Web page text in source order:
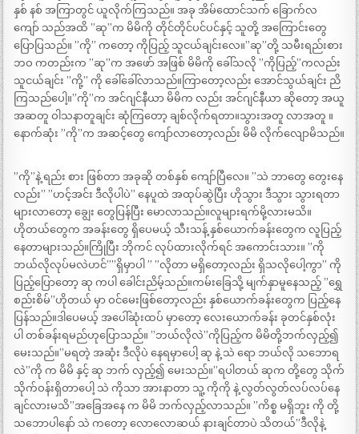
နှစ် နစ် အကြာတွင် ယူလိုက်ကြသည်။ အခု အိမ်ထောင်သက် ခြောက်လ
ကျော် သည်အထိ ”ဆု”က မိမိကို တိုင်တိုင်ပင်ပင်နှင့် သူတို့ အကြောင်းတွေ
ပြောပြသည်။ ”ကို” ကတော့ ကိုပြည့် သူငယ်ချင်းလေ။”ဆု”တို့ သမီးရည်းစား
ဘဝ ကတည်းက ”ဆု”က အဖော် အဖြစ် မိမိကို ခေါ်သလို ”ကိုပြည့်”ကလည်း
သူငယ်ချင်း ”ကို့” ကို ခေါ်ခေါ်လာသည်။ကြာတော့လည်း အောင်သွယ်ချင်း ညိ
ကြသည်ပေါ့။”ကို”က အင်ဂျင်နီယာ မိမိက လည်း အင်ဂျင်နီယာ ဆိုတော့ အယူ
အဆတူ ဝါသနာတူချင်း ဆုံကြတော့ ချစ်လိုက်ရတာ။သွားအတူ လာအတူ ။
နောက်ဆုံး ”ကို”က အဆင့်တွေ ကျော်လာတော့လည်း မိမိ လိုက်လျောမိသည်။
”ကို”နဲ့ ရည်း စား ဖြစ်တာ အခုဆို တစ်နှစ် ကျော်ပြီလေ။ ”သဲ ဘာတွေ တွေးနေ
လည်း” ”ဟင့်အင်း ဒီလိုပါပဲ” နေပူထဲ အထုပ်ဆွဲပြီး ဟိုသွား ဒီသွား သွားရတာ
များလာတော့ ချွေး တွေပြန်ပြီး မောလာသည်။လူများရက်မို့လားမသိ။
ဟိုတယ်တွေက အခန်းတွေ ရှိပေမယ့် သီးသန့် နှစ်ယောက်ခန်းတွေက လူပြည့်
နေတာများသည်။ကြိုပြီး ဘိုကင် လုပ်ထားလိုက်ရင် အကောင်းသား။ ”ကို
ဘယ်လိုလုပ်မလဲဟင်””ရှိမှာပါ ” ”လိုတာ မရှိတော့လည်း ရှိသလိုပေါ့ကွာ” ကို
ပြည့်ပြောတော့ ဆု ကပါ ခေါင်းညိမ့်သည်။ကမ်းခြေသို့ မျက်နှာမူနေသည့် ”ရွှေ
စည်းစိမ်”ဟိုတယ် မှာ ဝင်မေးဖြစ်တော့လည်း နှစ်ယောက်ခန်းတွေက ပြည့်နေ
ပြန်သည်။ဒါပေမယ့် အပေါ်ဆုံးထပ် မှာတော့ လေးယောက်ခန်း ခုတင်နှစ်လုံး
ပါ တစ်ခန်းရမည်ဟုပြောသည်။ ”ဘယ်လိုလဲ”ကိုပြည့်က မိမိတို့ဘက်လှည့်၍
မေးသည်။”မရတဲ့ အဆုံး ဒီလိုပဲ နေရမှာပေါ့ ဆု နဲ့ သဲ ရော ဘယ်လို သဘောရ
လဲ”ကို က မိမိ နှင့် ဆု ဘက် လှည့်၍ မေးသည်။”ရပါတယ် ဆုက တို့တွေ သိုက်
သိုက်ဝန်းရှိတာပေါ့ သဲ ကိုသာ အားနာတာ သူ့ ကိုကို နဲ့ လွတ်လွတ်လပ်လပ်နေ
ချင်လားမသိ”အခြေအနေ က မိမိ ဘက်လှည့်လာသည်။ ”ကိစ္စ မရှိဘူး ကို တို့
သဘောပါနော် သဲ ကတော့ လောလောဆယ် နားချင်တာပဲ သိတယ်”ဒီလိုနဲ့